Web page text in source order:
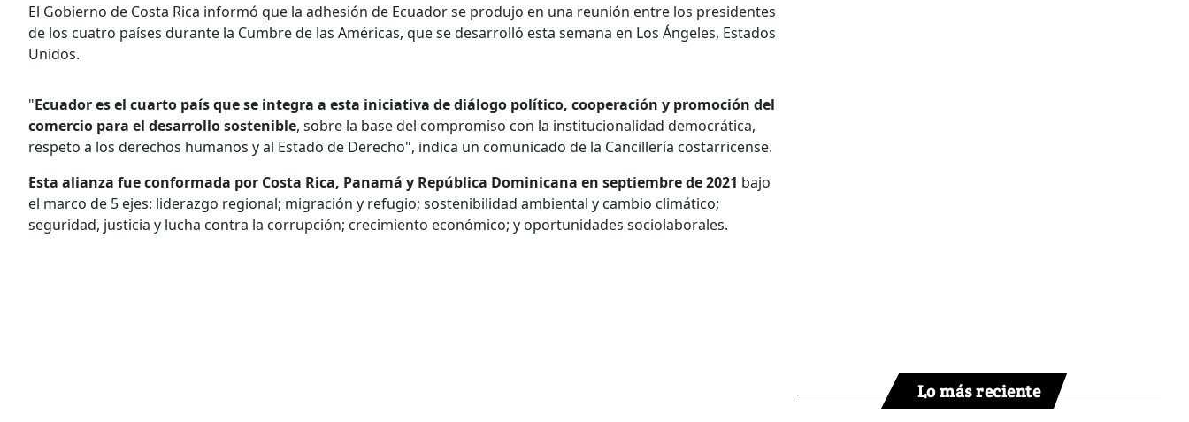
El Gobierno de Costa Rica informó que la adhesión de Ecuador se produjo en una reunión entre los presidentes
de los cuatro países durante la Cumbre de las Américas, que se desarrolló esta semana en Los Ángeles, Estados
Unidos.
"Ecuador es el cuarto país que se integra a esta iniciativa de diálogo político, cooperación y promoción del
comercio para el desarrollo sostenible, sobre la base del compromiso con la institucionalidad democrática,
respeto a los derechos humanos y al Estado de Derecho", indica un comunicado de la Cancillería costarricense.
Esta alianza fue conformada por Costa Rica, Panamá y República Dominicana en septiembre de 2021 bajo
el marco de 5 ejes: liderazgo regional; migración y refugio; sostenibilidad ambiental y cambio climático;
seguridad, justicia y lucha contra la corrupción; crecimiento económico; y oportunidades sociolaborales.
Lo más reciente